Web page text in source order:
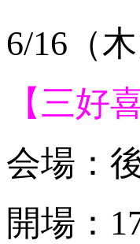
6/16（
【三好
会場：
開場：